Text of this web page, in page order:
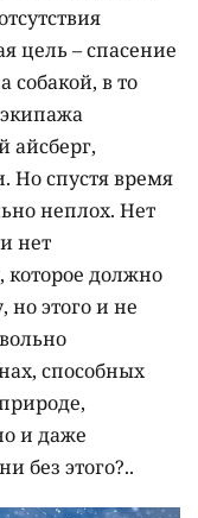
цель – спасение
собакой, в то
айсберг,
Но спустя время
неплох. Нет
нет
которое должно
но этого и не
способных
и даже
без этого?..